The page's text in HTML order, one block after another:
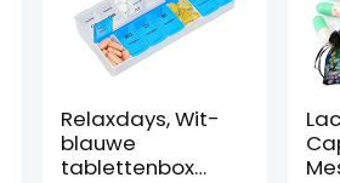
Relaxdays, Wit-
blauwe
tablettenbox